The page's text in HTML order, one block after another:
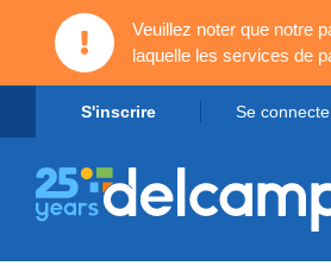
Veuillez noter que notre
laquelle les services de
S'inscrire Se